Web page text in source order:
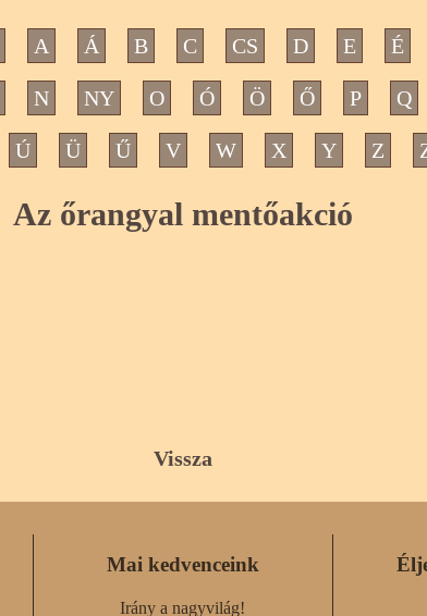
A Á B C CS D E É
N NY O Ó Ö Ő P Q
Ú Ü Ű V W X Y Z
Az őrangyal mentőakció
Vissza
Mai kedvenceink
Irány a nagyvilág!